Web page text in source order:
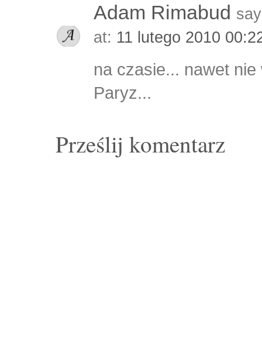
Adam Rimabud
at: 11 lutego 2010
na czasie... nawet
Paryz...
Prześlij komentarz